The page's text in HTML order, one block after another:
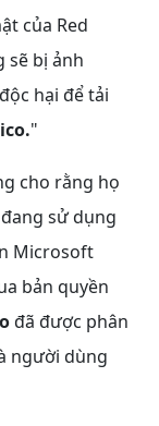
của Red
sẽ bị ảnh
hại để tải
"
cho rằng họ
sử dụng
Microsoft
bản quyền
đã được phân
người dùng